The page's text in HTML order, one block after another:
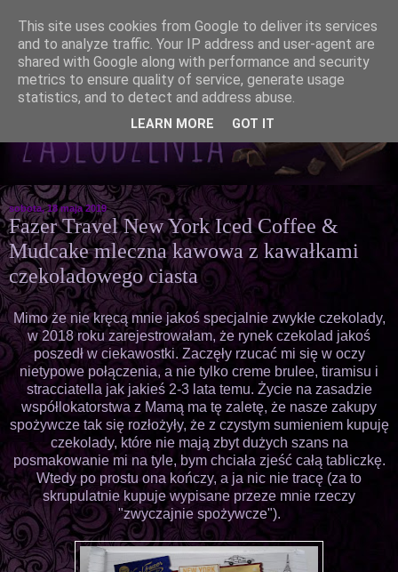
sobota, 18 maja 2019
Fazer Travel New York Iced Coffee &
Mudcake mleczna kawowa z kawałkami
czekoladowego ciasta
Mimo że nie kręcą mnie jakoś specjalnie zwykłe czekolady,
w 2018 roku zarejestrowałam, że rynek czekolad jakoś
poszedł w ciekawostki. Zaczęły rzucać mi się w oczy
nietypowe połączenia, a nie tylko creme brulee, tiramisu i
stracciatella jak jakieś 2-3 lata temu. Życie na zasadzie
współlokatorstwa z Mamą ma tę zaletę, że nasze zakupy
spożywcze tak się rozłożyły, że z czystym sumieniem kupuję
czekolady, które nie mają zbyt dużych szans na
posmakowanie mi na tyle, bym chciała zjeść całą tabliczkę.
Wtedy po prostu ona kończy, a ja nic nie tracę (za to
skrupulatnie kupuje wypisane przeze mnie rzeczy
"zwyczajnie spożywcze").
This site uses cookies from Google to deliver its services
and to analyze traffic. Your IP address and user-agent are
shared with Google along with performance and security
metrics to ensure quality of service, generate usage
statistics, and to detect and address abuse.
LEARN MORE GOT IT